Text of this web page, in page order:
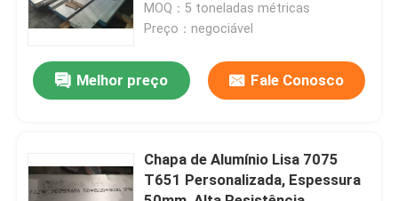
Controle da qualidade
Contacte-nos
Casos
MOQ：5 toneladas métricas
Preço：negociável
Melhor preço Fale Conosco
Chapa de Alumínio Lisa 7075
T651 Personalizada, Espessura